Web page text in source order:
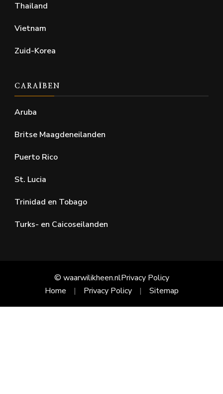
Thailand
Vietnam
Zuid-Korea
CARAÏBEN
Aruba
Britse Maagdeneilanden
Puerto Rico
St. Lucia
Trinidad en Tobago
Turks- en Caicoseilanden
© waarwilikheen.nlPrivacy Policy
Home
Privacy Policy Sitemap